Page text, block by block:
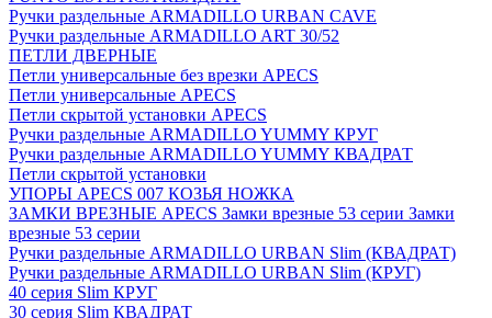
Ручки раздельные ARMADILLO URBAN CAVE
Ручки раздельные ARMADILLO ART 30/52
ПЕТЛИ ДВЕРНЫЕ
Петли универсальные без врезки APECS
Петли универсальные APECS
Петли скрытой установки APECS
Ручки раздельные ARMADILLO YUMMY КРУГ
Ручки раздельные ARMADILLO YUMMY КВАДРАТ
Петли скрытой установки
УПОРЫ APECS 007 КОЗЬЯ НОЖКА
ЗАМКИ ВРЕЗНЫЕ APECS Замки врезные 53 серии Замки
врезные 53 серии
Ручки раздельные ARMADILLO URBAN Slim (КВАДРАТ)
Ручки раздельные ARMADILLO URBAN Slim (КРУГ)
40 серия Slim КРУГ
30 серия Slim КВАДРАТ